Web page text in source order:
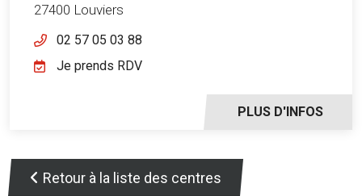
27400 Louviers
02 57 05 03 88
PLUS D'INFOS
Je prends RDV
Retour à la liste des centres